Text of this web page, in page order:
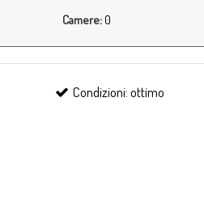
Camere:0
Condizioni: ottimo